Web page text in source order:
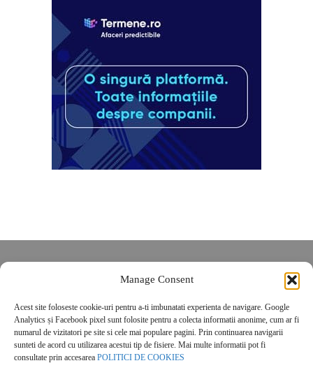
Manage Consent
Acest site foloseste cookie-uri pentru a-ti imbunatati experienta de navigare. Google
Analytics și Facebook pixel sunt folosite pentru a colecta informatii anonime, cum ar fi
numarul de vizitatori pe site si cele mai populare pagini. Prin continuarea navigarii
sunteti de acord cu utilizarea acestui tip de fisiere. Mai multe informatii pot fi
consultate prin accesarea POLITICI DE COOKIES
POLITICĂ DE CONFIDENȚIALITATE
Politica de cookies